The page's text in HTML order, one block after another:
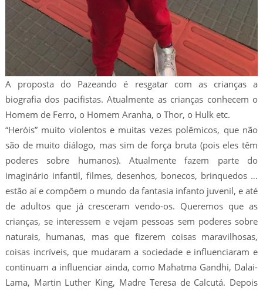
A proposta do Pazeando é resgatar com as crianças a
biografia dos pacifistas. Atualmente as crianças conhecem o
Homem de Ferro, o Homem Aranha, o Thor, o Hulk etc.
“Heróis” muito violentos e muitas vezes polêmicos, que não
são de muito diálogo, mas sim de força bruta (pois eles têm
poderes sobre humanos). Atualmente fazem parte do
imaginário infantil, filmes, desenhos, bonecos, brinquedos …
estão aí e compõem o mundo da fantasia infanto juvenil, e até
de adultos que já cresceram vendo-os. Queremos que as
crianças, se interessem e vejam pessoas sem poderes sobre
naturais, humanas, mas que fizerem coisas maravilhosas,
coisas incríveis, que mudaram a sociedade e influenciaram e
continuam a influenciar ainda, como Mahatma Gandhi, Dalai-
Lama, Martin Luther King, Madre Teresa de Calcutá. Depois